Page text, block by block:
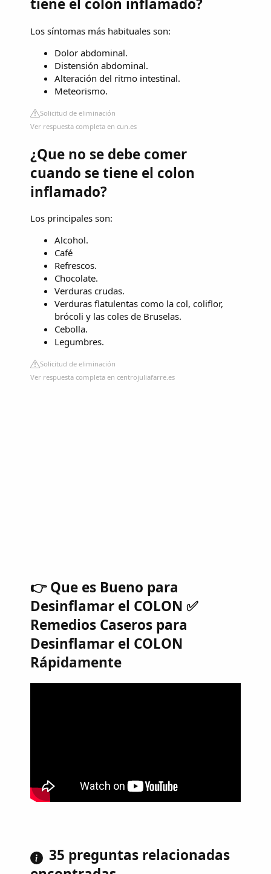
tiene el colon inflamado?
Los síntomas más habituales son:
Dolor abdominal.
Distensión abdominal.
Alteración del ritmo intestinal.
Meteorismo.
Solicitud de eliminación
Ver respuesta completa en cun.es
¿Que no se debe comer
cuando se tiene el colon
inflamado?
Los principales son:
Alcohol.
Café
Refrescos.
Chocolate.
Verduras crudas.
Verduras flatulentas como la col, coliflor,
brócoli y las coles de Bruselas.
Cebolla.
Legumbres.
Solicitud de eliminación
Ver respuesta completa en centrojuliafarre.es
👉 Que es Bueno para
Desinflamar el COLON ✅
Remedios Caseros para
Desinflamar el COLON
Rápidamente
35 preguntas relacionadas